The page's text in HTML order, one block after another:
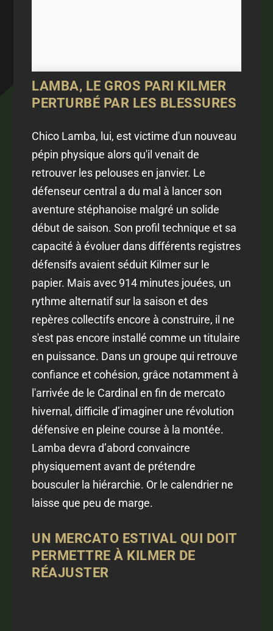
LAMBA, LE GROS PARI KILMER
PERTURBÉ PAR LES BLESSURES
Chico Lamba, lui, est victime d'un nouveau
pépin physique alors qu'il venait de
retrouver les pelouses en janvier. Le
défenseur central a du mal à lancer son
aventure stéphanoise malgré un solide
début de saison. Son profil technique et sa
capacité à évoluer dans différents registres
défensifs avaient séduit Kilmer sur le
papier. Mais avec 914 minutes jouées, un
rythme alternatif sur la saison et des
repères collectifs encore à construire, il ne
s'est pas encore installé comme un titulaire
en puissance. Dans un groupe qui retrouve
confiance et cohésion, grâce notamment à
l'arrivée de le Cardinal en fin de mercato
hivernal, difficile d’imaginer une révolution
défensive en pleine course à la montée.
Lamba devra d’abord convaincre
physiquement avant de prétendre
bousculer la hiérarchie. Or le calendrier ne
laisse que peu de marge.
UN MERCATO ESTIVAL QUI DOIT
PERMETTRE À KILMER DE
RÉAJUSTER